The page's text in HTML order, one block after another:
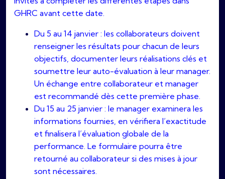
GHRC avant cette date.
Du 5 au 14 janvier : les collaborateurs doivent
renseigner les résultats pour chacun de leurs
objectifs, documenter leurs réalisations clés et
soumettre leur auto-évaluation à leur manager.
Un échange entre collaborateur et manager
est recommandé dès cette première phase.
Du 15 au 25 janvier : le manager examinera les
informations fournies, en vérifiera l’exactitude
et finalisera l’évaluation globale de la
performance. Le formulaire pourra être
retourné au collaborateur si des mises à jour
sont nécessaires.